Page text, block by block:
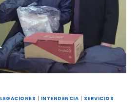
INTENDENCIA SERVICIOS